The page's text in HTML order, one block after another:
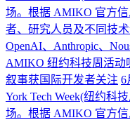
场。根据 AMIKO 官方
者、研究人员及不同技
OpenAI、Anthropic、
AMIKO 纽约科技周活动
叙事获国际开发者关注 6
York Tech Week(纽约科
场。根据 AMIKO 官方